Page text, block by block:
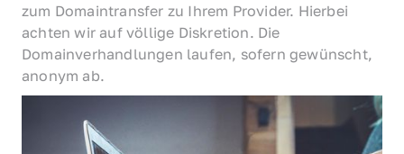
zum Domaintransfer zu Ihrem Provider. Hierbei
achten wir auf völlige Diskretion. Die
Domainverhandlungen laufen, sofern gewünscht,
anonym ab.